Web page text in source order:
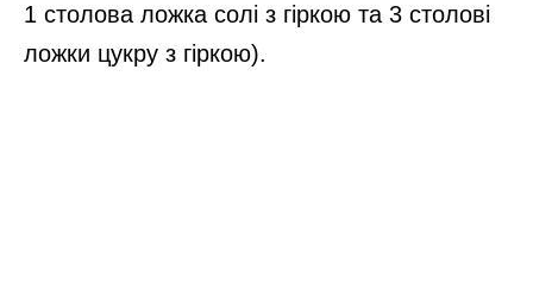
1 столова ложка солі з гіркою та 3 столові
ложки цукру з гіркою).